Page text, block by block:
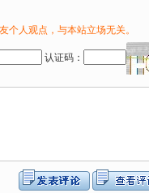
个人观点，与本站立场无关。
认证码：